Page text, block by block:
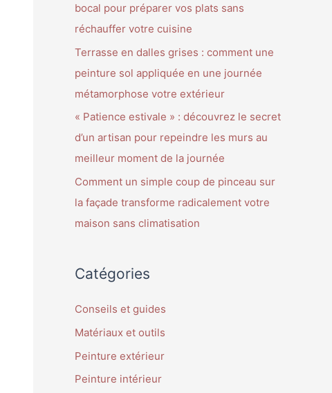
bocal pour préparer vos plats sans
réchauffer votre cuisine
Terrasse en dalles grises : comment une
peinture sol appliquée en une journée
métamorphose votre extérieur
« Patience estivale » : découvrez le secret
d’un artisan pour repeindre les murs au
meilleur moment de la journée
Comment un simple coup de pinceau sur
la façade transforme radicalement votre
maison sans climatisation
Catégories
Conseils et guides
Matériaux et outils
Peinture extérieur
Peinture intérieur